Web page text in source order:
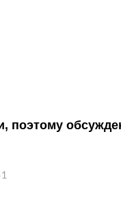
поэтому